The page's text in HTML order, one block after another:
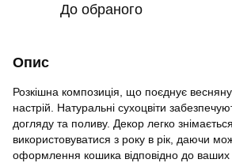
До обраного
Опис
Розкішна композиція, що поєднує весняну
настрій. Натуральні сухоцвіти
догляду та поливу. Декор легко
використовуватися з року в рік, даючи
оформлення кошика відповідно до ваших